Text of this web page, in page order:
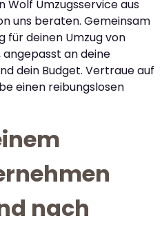
Wolf Umzugsservice aus
uns beraten. Gemeinsam
für deinen Umzug von
an deine
dein Budget. Vertraue auf
einen reibungslosen
nach